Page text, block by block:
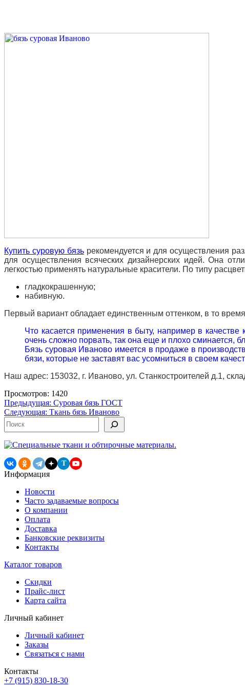
Купить суровую бязьрекомендуется и для осуществления
для осуществления всяческих дизайнерских идей. Она
легкостью применять натуральные красители. По типу
гладкокрашенную;
набивную.
Первый вариант обладает единственным оттенком, в то
Что касается применения в быту, например в
очень сложно порвать, так она еще и плохо сминается,
Бязь суровая Иваново имеется в продаже в
бязи, которые не заставят вас усомниться в своем
Наш адрес: 153032, г. Иваново, ул. Станкостроителей д.1,
Просмотров: 1420
Навигация
по
записям
Предыдущая: Суровая бязь ГОСТ
Следующая: Ткань бязь Иваново
Поиск
T
Информация
Новости
Часто задаваемые вопросы
О компании
Оплата
Доставка
Банковские реквизиты
Контакты
Каталог товаров
Скидки
Прайс-лист
Карта сайта
Личный кабинет
Личный кабинет
Заказы
Связаться с нами
Контакты
+7 (915) 830-18-30